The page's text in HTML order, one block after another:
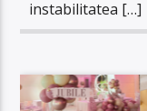
instabilitatea […]